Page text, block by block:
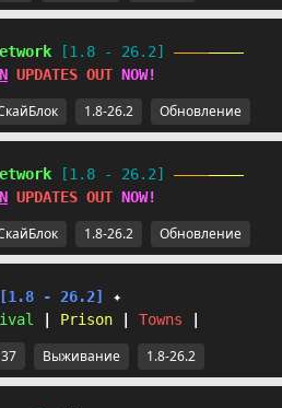
[1.8 - 26.2]
UPDATES OUT NOW!
1.8-26.2 Обновление
[1.8 - 26.2]
UPDATES OUT NOW!
1.8-26.2 Обновление
[1.8 - 26.2]
✦
Prison Towns
Выживание 1.8-26.2